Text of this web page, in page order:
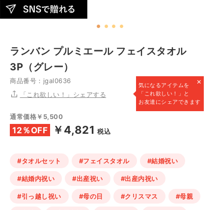
ランバン プルミエール フェイスタオル
3P（グレー）
商品番号：jgal0636 ×
気になるアイテムを
「これ欲しい！」と
お友達にシェアできます
「これ欲しい！」シェアする
通常価格￥5,500
12％OFF ￥4,821 税込
#タオルセット #フェイスタオル #結婚祝い
#結婚内祝い #出産祝い #出産内祝い
#引っ越し祝い #母の日 #クリスマス #母親